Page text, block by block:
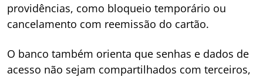
providências, como bloqueio temporário ou
cancelamento com reemissão do cartão.
O banco também orienta que senhas e dados de
acesso não sejam compartilhados com terceiros,